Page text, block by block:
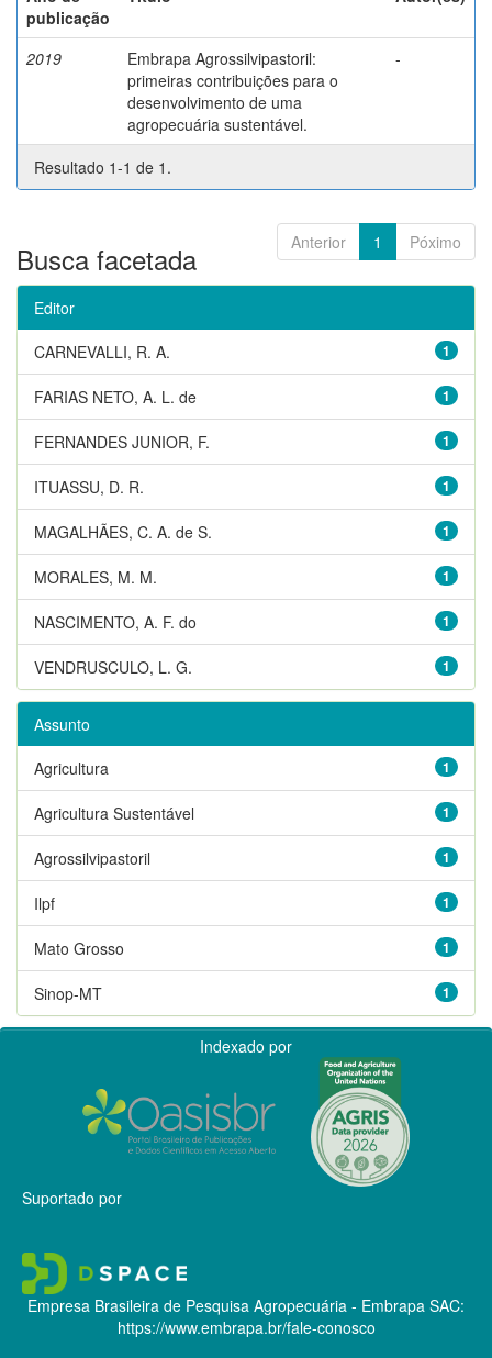
publicação
2019
Embrapa Agrossilvipastoril:
primeiras contribuições para o
desenvolvimento de uma
agropecuária sustentável.
-
Resultado 1-1 de 1.
Anterior 1 Póximo
Busca facetada
Editor
1
CARNEVALLI, R. A.
1
FARIAS NETO, A. L. de
1
FERNANDES JUNIOR, F.
1
ITUASSU, D. R.
1
MAGALHÃES, C. A. de S.
1
MORALES, M. M.
1
NASCIMENTO, A. F. do
1
VENDRUSCULO, L. G.
Assunto
1
Agricultura
1
Agricultura Sustentável
1
Agrossilvipastoril
1
Ilpf
1
Mato Grosso
1
Sinop-MT
Indexado por
Suportado por
Empresa Brasileira de Pesquisa Agropecuária - Embrapa SAC:
https://www.embrapa.br/fale-conosco